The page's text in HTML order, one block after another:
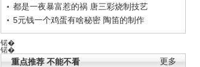
都是一夜暴富惹的祸 唐三彩烧制技艺
5元钱一个鸡蛋有啥秘密 陶笛的制作
锘�
锘�
更多
重点推荐 不能不看